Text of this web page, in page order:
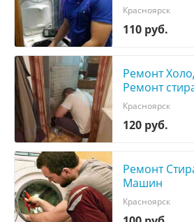
110 руб.
Красноярск
Ремонт
Ремонт
120 руб.
Красноярск
Ремонт
Машин
Красноярск